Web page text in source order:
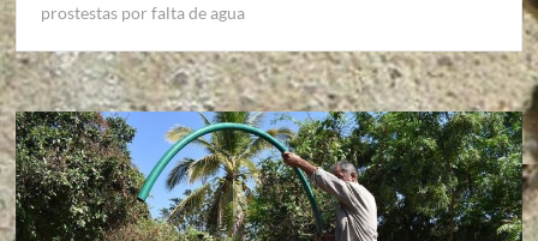
prostestas por falta de agua